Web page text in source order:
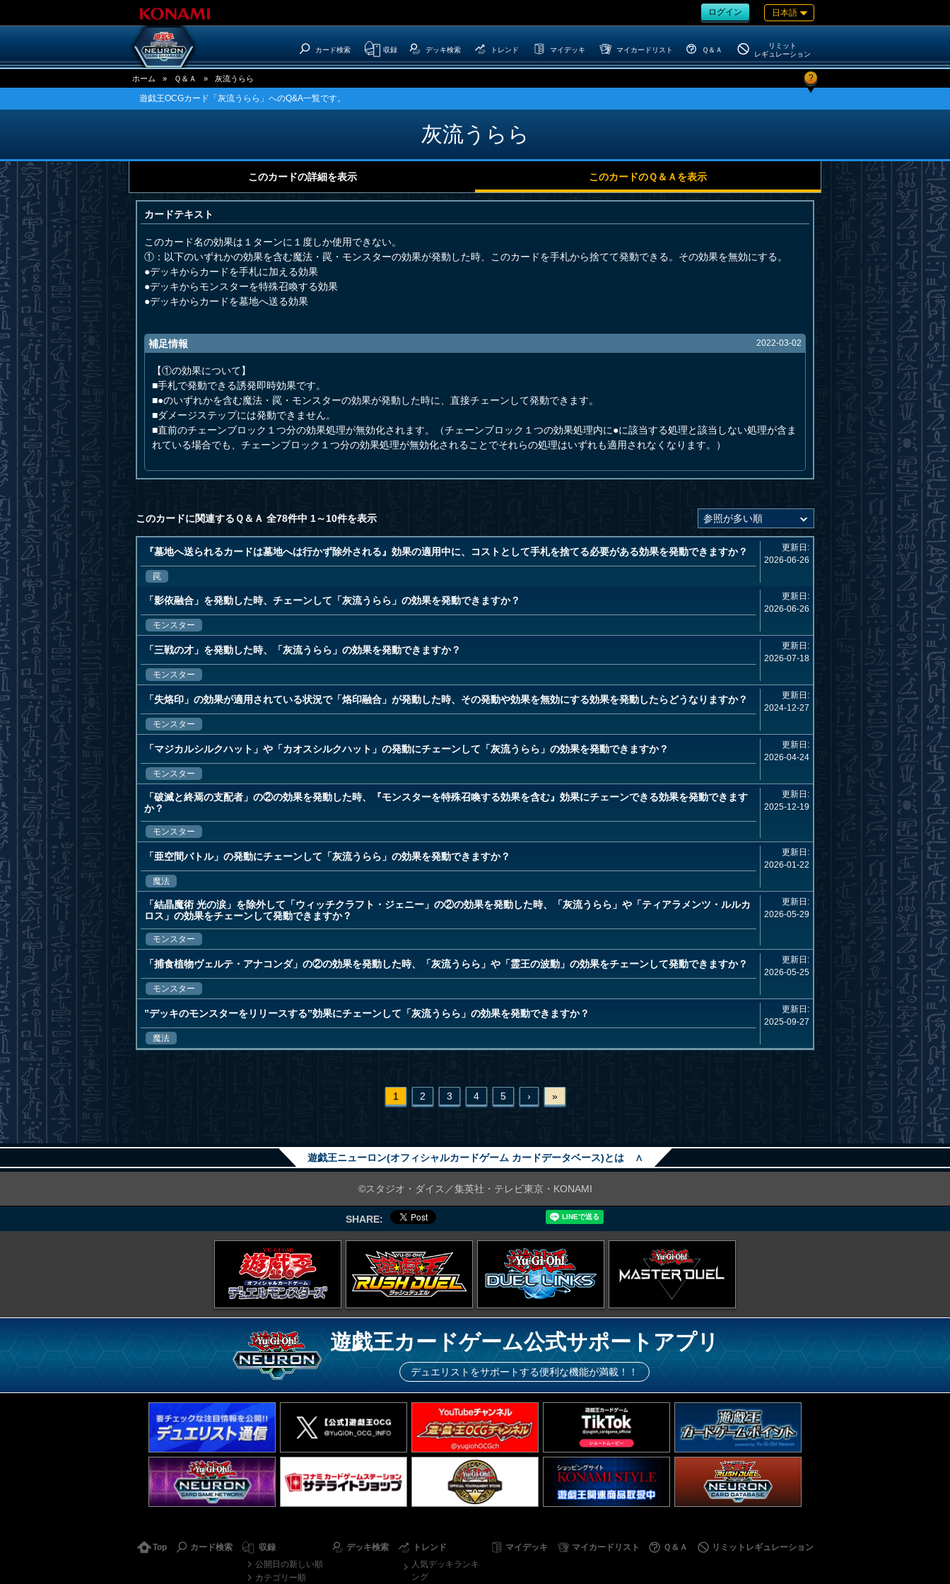
ログイン 日本語
カード検索 収録 デッキ検索 トレンド マイデッキ マイカードリスト Ｑ＆Ａ
リミット
レギュレーション
ホーム » Ｑ＆Ａ » 灰流うらら ?
遊戯王OCGカード「灰流うらら」へのQ&A一覧です。
灰流うらら
このカードの詳細を表示 このカードのＱ＆Ａを表示
カードテキスト
このカード名の効果は１ターンに１度しか使用できない。
①：以下のいずれかの効果を含む魔法・罠・モンスターの効果が発動した時、このカードを手札から捨てて発動できる。その効果を無効にする。
●デッキからカードを手札に加える効果
●デッキからモンスターを特殊召喚する効果
●デッキからカードを墓地へ送る効果
補足情報 2022-03-02
【①の効果について】
■手札で発動できる誘発即時効果です。
■●のいずれかを含む魔法・罠・モンスターの効果が発動した時に、直接チェーンして発動できます。
■ダメージステップには発動できません。
■直前のチェーンブロック１つ分の効果処理が無効化されます。（チェーンブロック１つの効果処理内に●に該当する処理と該当しない処理が含ま
れている場合でも、チェーンブロック１つ分の効果処理が無効化されることでそれらの処理はいずれも適用されなくなります。）
このカードに関連するＱ＆Ａ 全78件中 1～10件を表示
『墓地へ送られるカードは墓地へは行かず除外される』効果の適用中に、コストとして手札を捨てる必要がある効果を発動できますか？
罠
更新日:
2026-06-26
「影依融合」を発動した時、チェーンして「灰流うらら」の効果を発動できますか？
モンスター
更新日:
2026-06-26
「三戦の才」を発動した時、「灰流うらら」の効果を発動できますか？
モンスター
更新日:
2026-07-18
「失烙印」の効果が適用されている状況で「烙印融合」が発動した時、その発動や効果を無効にする効果を発動したらどうなりますか？
モンスター
更新日:
2024-12-27
「マジカルシルクハット」や「カオスシルクハット」の発動にチェーンして「灰流うらら」の効果を発動できますか？
モンスター
更新日:
2026-04-24
「破滅と終焉の支配者」の②の効果を発動した時、『モンスターを特殊召喚する効果を含む』効果にチェーンできる効果を発動できます
か？
モンスター
更新日:
2025-12-19
「亜空間バトル」の発動にチェーンして「灰流うらら」の効果を発動できますか？
魔法
更新日:
2026-01-22
「結晶魔術 光の涙」を除外して「ウィッチクラフト・ジェニー」の②の効果を発動した時、「灰流うらら」や「ティアラメンツ・ルルカ
ロス」の効果をチェーンして発動できますか？
モンスター
更新日:
2026-05-29
「捕食植物ヴェルテ・アナコンダ」の②の効果を発動した時、「灰流うらら」や「霊王の波動」の効果をチェーンして発動できますか？
モンスター
更新日:
2026-05-25
”デッキのモンスターをリリースする”効果にチェーンして「灰流うらら」の効果を発動できますか？
魔法
更新日:
2025-09-27
1 2 3 4 5 › »
遊戯王ニューロン(オフィシャルカードゲーム カードデータベース)とは ∧
©スタジオ・ダイス／集英社・テレビ東京・KONAMI
SHARE:
遊戯王カードゲーム公式サポートアプリ
デュエリストをサポートする便利な機能が満載！！
Top カード検索
収録
公開日の新しい順
カテゴリー順
デッキ検索
トレンド
人気デッキランキ
ング
マイデッキ マイカードリスト Ｑ＆Ａ リミットレギュレーション